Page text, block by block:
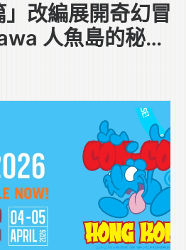
改編展開奇幻冒
人魚島的秘
上映